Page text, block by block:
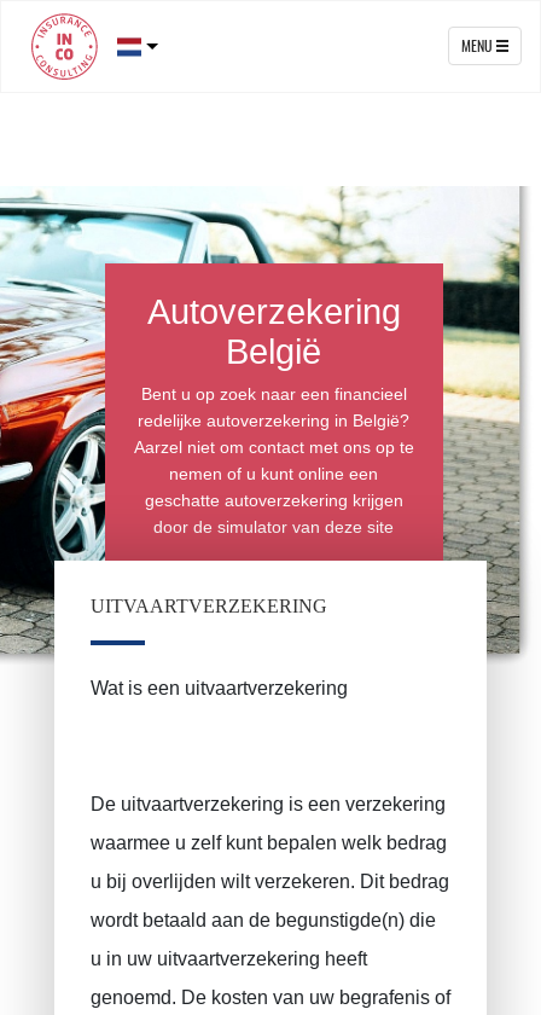
MENU
Autoverzekering
België
Bent u op zoek naar een financieel
redelijke autoverzekering in België?
Aarzel niet om contact met ons op te
nemen of u kunt online een
geschatte autoverzekering krijgen
door de simulator van deze site
UITVAARTVERZEKERING
Wat is een uitvaartverzekering
De uitvaartverzekering is een verzekering
waarmee u zelf kunt bepalen welk bedrag
u bij overlijden wilt verzekeren. Dit bedrag
wordt betaald aan de begunstigde(n) die
u in uw uitvaartverzekering heeft
genoemd. De kosten van uw begrafenis of